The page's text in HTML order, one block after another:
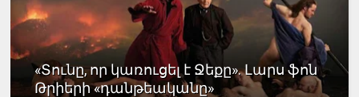
«Տունը, որ կառուցել է Ջեքը». Լարս ֆոն
Թրիերի «դանթեականը»